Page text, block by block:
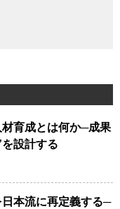
育成とは何か─成果
設計する
本流に再定義する─